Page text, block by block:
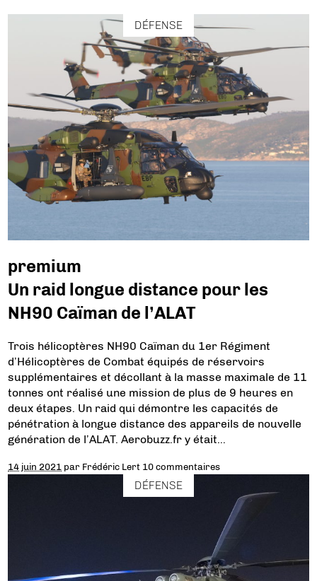
DÉFENSE
premium
Un raid longue distance pour les
NH90 Caïman de l’ALAT
Trois hélicoptères NH90 Caïman du 1er Régiment
d’Hélicoptères de Combat équipés de réservoirs
supplémentaires et décollant à la masse maximale de 11
tonnes ont réalisé une mission de plus de 9 heures en
deux étapes. Un raid qui démontre les capacités de
pénétration à longue distance des appareils de nouvelle
génération de l’ALAT. Aerobuzz.fr y était…
14 juin 2021 par Frédéric Lert 10 commentaires
DÉFENSE